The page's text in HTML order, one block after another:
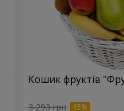
Кошик фруктів
3 293 грн